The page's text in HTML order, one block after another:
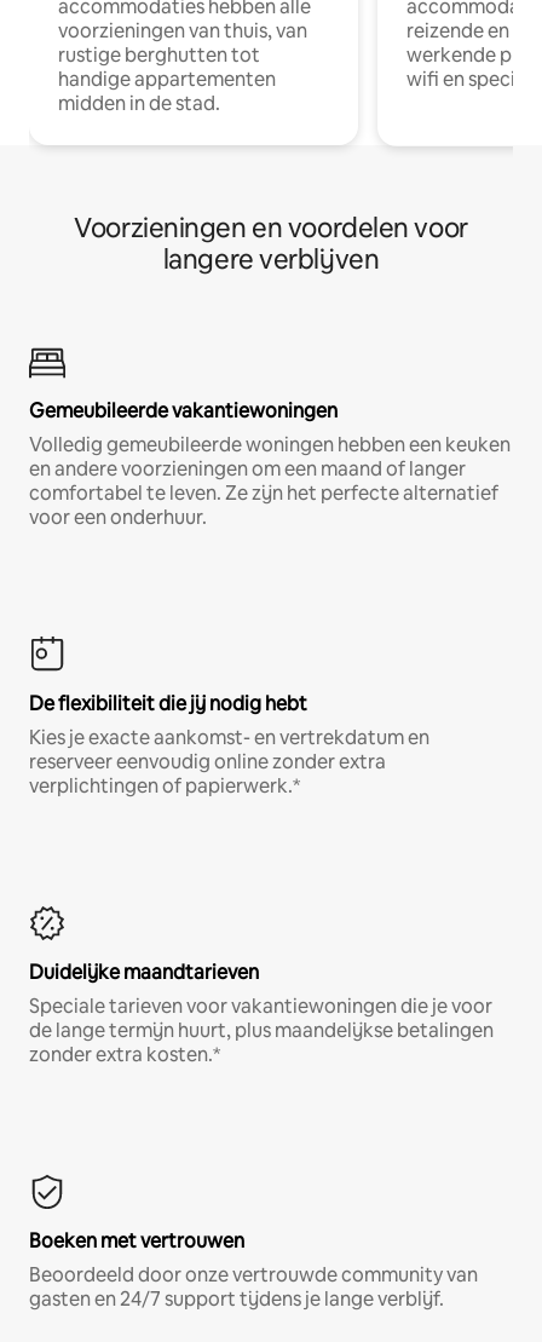
accommodaties hebben alle
voorzieningen van thuis, van
rustige berghutten tot
handige appartementen
midden in de stad.
reizende en
werkende
wifi en
Voorzieningen en voordelen voor
langere verblijven
Gemeubileerde vakantiewoningen
Volledig gemeubileerde woningen hebben een keuken
en andere voorzieningen om een maand of langer
comfortabel te leven. Ze zijn het perfecte alternatief
voor een onderhuur.
De flexibiliteit die jij nodig hebt
Kies je exacte aankomst- en vertrekdatum en
reserveer eenvoudig online zonder extra
verplichtingen of papierwerk.*
Duidelijke maandtarieven
Speciale tarieven voor vakantiewoningen die je voor
de lange termijn huurt, plus maandelijkse betalingen
zonder extra kosten.*
Boeken met vertrouwen
Beoordeeld door onze vertrouwde community van
gasten en 24/7 support tijdens je lange verblijf.